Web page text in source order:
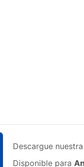
Descargue
Disponible para